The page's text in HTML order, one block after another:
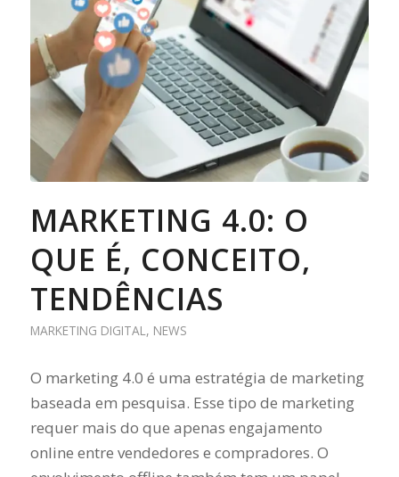
MARKETING 4.0: O
QUE É, CONCEITO,
TENDÊNCIAS
MARKETING DIGITAL, NEWS
O marketing 4.0 é uma estratégia de marketing
baseada em pesquisa. Esse tipo de marketing
requer mais do que apenas engajamento
online entre vendedores e compradores. O